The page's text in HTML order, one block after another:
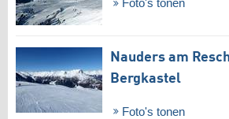
Foto's tonen
Nauders am
Bergkastel
Foto's tonen